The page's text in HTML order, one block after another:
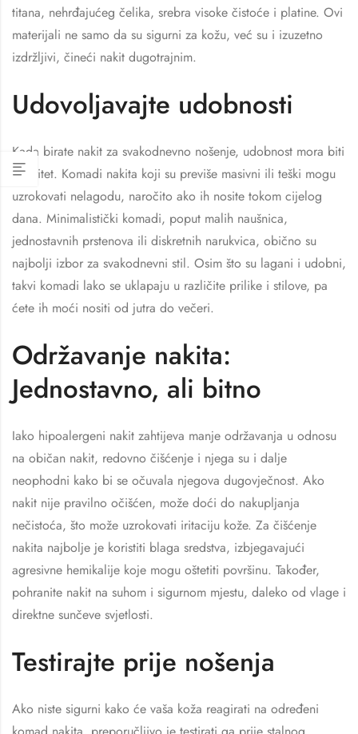
titana, nehrđajućeg čelika, srebra visoke čistoće i platine. Ovi
materijali ne samo da su sigurni za kožu, već su i izuzetno
izdržljivi, čineći nakit dugotrajnim.
Udovoljavajte udobnosti
Kada birate nakit za svakodnevno nošenje, udobnost mora biti
prioritet. Komadi nakita koji su previše masivni ili teški mogu
uzrokovati nelagodu, naročito ako ih nosite tokom cijelog
dana. Minimalistički komadi, poput malih naušnica,
jednostavnih prstenova ili diskretnih narukvica, obično su
najbolji izbor za svakodnevni stil. Osim što su lagani i udobni,
takvi komadi lako se uklapaju u različite prilike i stilove, pa
ćete ih moći nositi od jutra do večeri.
Održavanje nakita:
Jednostavno, ali bitno
Iako hipoalergeni nakit zahtijeva manje održavanja u odnosu
na običan nakit, redovno čišćenje i njega su i dalje
neophodni kako bi se očuvala njegova dugovječnost. Ako
nakit nije pravilno očišćen, može doći do nakupljanja
nečistoća, što može uzrokovati iritaciju kože. Za čišćenje
nakita najbolje je koristiti blaga sredstva, izbjegavajući
agresivne hemikalije koje mogu oštetiti površinu. Također,
pohranite nakit na suhom i sigurnom mjestu, daleko od vlage i
direktne sunčeve svjetlosti.
Testirajte prije nošenja
Ako niste sigurni kako će vaša koža reagirati na određeni